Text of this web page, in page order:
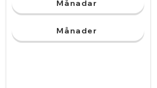
Månadar
Månader